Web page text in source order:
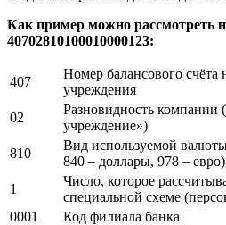
Важно! Узнать в каком банке был
банковского учреждения и его
Структура расчётного
Где открыт счёт (в каком филиале
по его номеру. Расчётный счёт
номер из двадцати цифр и
Набор цифр в этой комбинации не
сведений о разновидностях